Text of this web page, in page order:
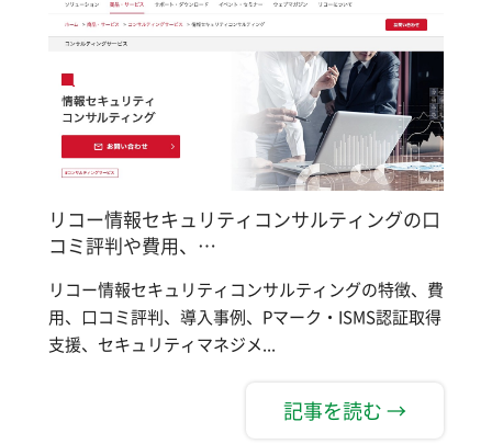
リコー情報セキュリティコンサルティングの口
コミ評判や費用、…
リコー情報セキュリティコンサルティングの特徴、費
用、口コミ評判、導入事例、Pマーク・ISMS認証取得
支援、セキュリティマネジメ...
記事を読む →